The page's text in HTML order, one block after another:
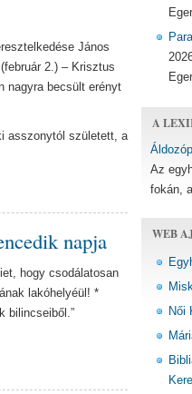
János
2.) – Krisztus
nagyra becsült erényt
asszonytól született, a
napja
hogy csodálatosan
lakóhelyéül! *
bilincseiből.”
A
Az
fokán, a
WEB
Női